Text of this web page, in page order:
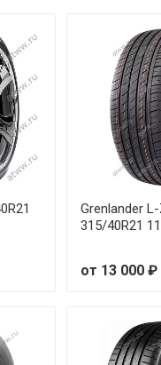
Grenlander
315/40R21
от 13 000 ₽